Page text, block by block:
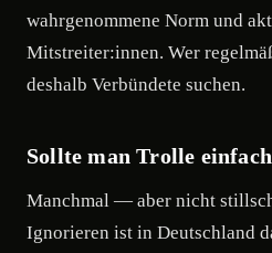
wahrgenommene Norm und
Mitstreiter:innen. Wer
deshalb Verbündete suchen.
Sollte man Trolle
Manchmal — aber nicht
Ignorieren ist in Deutschland